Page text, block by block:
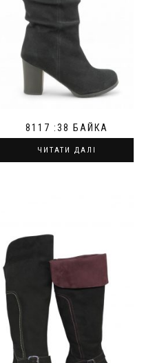
8117 :38 БАЙКА
ЧИТАТИ ДАЛІ